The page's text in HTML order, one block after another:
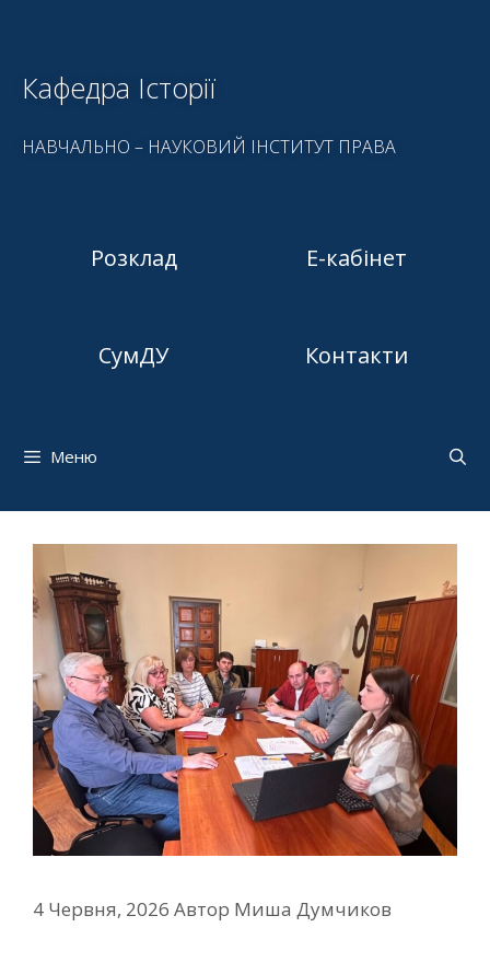
Кафедра Історії
НАВЧАЛЬНО – НАУКОВИЙ ІНСТИТУТ ПРАВА
Розклад Е-кабінет
СумДУ Контакти
Меню
4 Червня, 2026 Автор Миша Думчиков